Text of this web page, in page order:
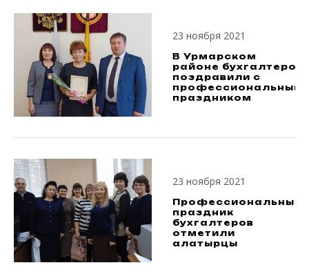
23 ноября 2021
В Урмарском
районе бухгалтеров
поздравили с
профессиональным
праздником
23 ноября 2021
Профессиональный
праздник
бухгалтеров
отметили
алатырцы